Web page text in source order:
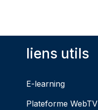
liens utils
E-learning
Plateforme WebTV